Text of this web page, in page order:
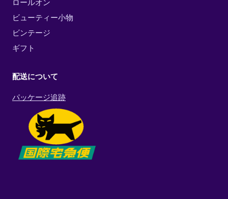
ロールオン
ビューティー小物
ビンテージ
ギフト
配送について
パッケージ追跡